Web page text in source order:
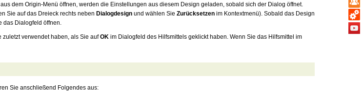
dem Origin-Menü öffnen, werden die Einstellungen aus diesem Design geladen, sobald sich der Dialog öffnet.
Sie auf das Dreieck rechts neben Dialogdesign und wählen Sie Zurücksetzen im Kontextmenü). Sobald das Design
Dialogfeld öffnen.
verwendet haben, als Sie aufOK im Dialogfeld des Hilfsmittels geklickt haben. Wenn Sie das Hilfsmittel im
Sie anschließend Folgendes aus: